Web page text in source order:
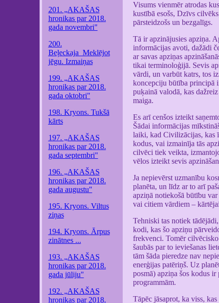
201. „AKAŠAS
hronikas par 2018.
gada novembri"
200.
Beļeckaja_Meklējot
jēgu. Izmaiņas
199. „AKAŠAS
hronikas par 2018.
gada oktobri"
198. Kryons. Tukšā
kārts
197. „AKAŠAS
hronikas par 2018.
gada septembri"
196. „AKAŠAS
hronikas par 2018.
gada augustu"
195. Kryons. Viltus
ziņas
194. Kryons. Ārpus
zinātnes ...
193. „AKAŠAS
hronikas par 2018.
gada jūliju"
192. „AKAŠAS
hronikas par 2018.
Visums vienmēr atrodas
kustībā esošs, Dzīvs
pārsteidzošs un bezgalīgs.
Tā ir apzinājusies apziņa.
informācijas avoti, dažādi
ar savas apziņas
tikai terminoloģijā. Sevis
vārdi, un varbūt katrs, tos
koncepciju būtība principā
puķainā valodā, kas
maiga.
Es arī cenšos izteikt
Šādai informācijas
laiki, kad Civilizācijas, kas
kodus, vai izmainīja tās
cilvēci tiek veikta,
vēlos izteikt sevis
Ja nepievērst uzmanību
planēta, un līdz ar to arī
apziņā notiekošā būtību
vai citiem vārdiem –
Tehniski tas notiek
kodi, kas šo apziņu
frekvenci. Tomēr
šaubās par to ieviešanas
tām šāda pieredze nav
enerģijas patēriņš. Uz
posmā) apziņa šos kodus ir
programmām.
Tāpēc jāsaprot, ka viss,